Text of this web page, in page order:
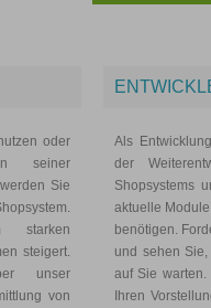
oder
seiner
Sie
starken
steigert.
unser
von
Als
der
Shopsystems
aktuelle
benötigen.
und sehen
auf Sie
Ihren